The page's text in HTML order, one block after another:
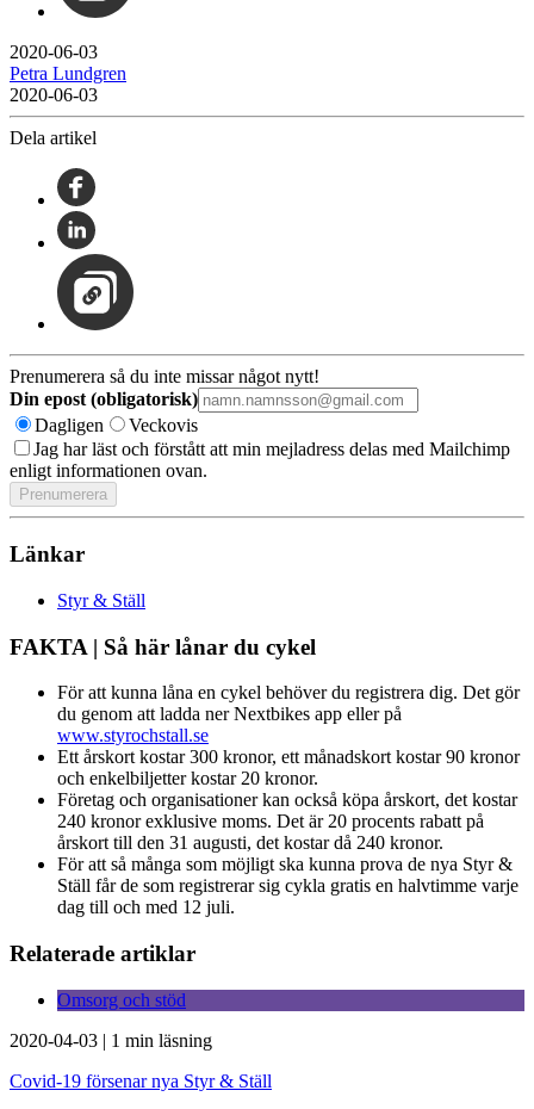
2020-06-03
Petra Lundgren
2020-06-03
Dela artikel
Prenumerera så du inte missar något nytt!
Din epost (obligatorisk)
Dagligen
Veckovis
Jag har läst och förstått att min mejladress delas med Mailchimp
enligt informationen ovan.
Länkar
Styr & Ställ
FAKTA | Så här lånar du cykel
För att kunna låna en cykel behöver du registrera dig. Det gör
du genom att ladda ner Nextbikes app eller på
www.styrochstall.se
Ett årskort kostar 300 kronor, ett månadskort kostar 90 kronor
och enkelbiljetter kostar 20 kronor.
Företag och organisationer kan också köpa årskort, det kostar
240 kronor exklusive moms. Det är 20 procents rabatt på
årskort till den 31 augusti, det kostar då 240 kronor.
För att så många som möjligt ska kunna prova de nya Styr &
Ställ får de som registrerar sig cykla gratis en halvtimme varje
dag till och med 12 juli.
Relaterade artiklar
Omsorg och stöd
2020-04-03 | 1 min läsning
Covid-19 försenar nya Styr & Ställ